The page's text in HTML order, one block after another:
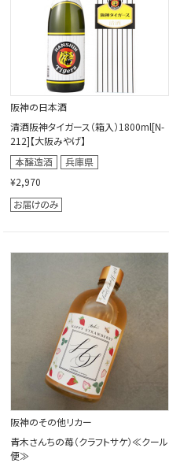
阪神の日本酒
清酒阪神タイガース（箱入）1800ml[N-
212]【大阪みやげ】
¥2,970
阪神のその他リカー
青木さんちの苺（クラフトサケ）≪クール
便≫